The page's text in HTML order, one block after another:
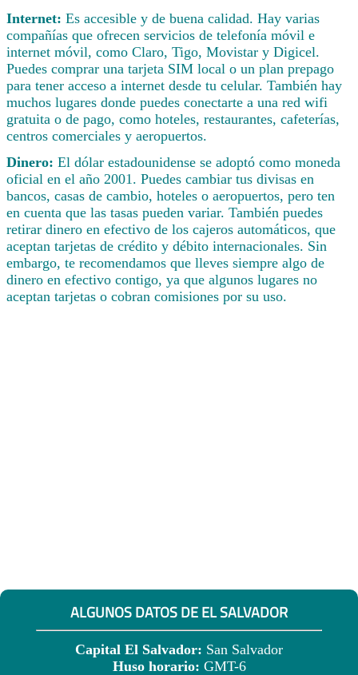
Internet: Es accesible y de buena calidad. Hay varias
compañías que ofrecen servicios de telefonía móvil e
internet móvil, como Claro, Tigo, Movistar y Digicel.
Puedes comprar una tarjeta SIM local o un plan prepago
para tener acceso a internet desde tu celular. También hay
muchos lugares donde puedes conectarte a una red wifi
gratuita o de pago, como hoteles, restaurantes, cafeterías,
centros comerciales y aeropuertos.
Dinero: El dólar estadounidense se adoptó como moneda
oficial en el año 2001. Puedes cambiar tus divisas en
bancos, casas de cambio, hoteles o aeropuertos, pero ten
en cuenta que las tasas pueden variar. También puedes
retirar dinero en efectivo de los cajeros automáticos, que
aceptan tarjetas de crédito y débito internacionales. Sin
embargo, te recomendamos que lleves siempre algo de
dinero en efectivo contigo, ya que algunos lugares no
aceptan tarjetas o cobran comisiones por su uso.
ALGUNOS DATOS DE EL SALVADOR
Capital El Salvador: San Salvador
Huso horario: GMT-6